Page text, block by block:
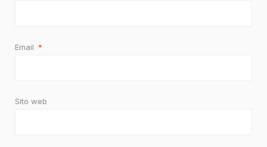
Email *
Sito web